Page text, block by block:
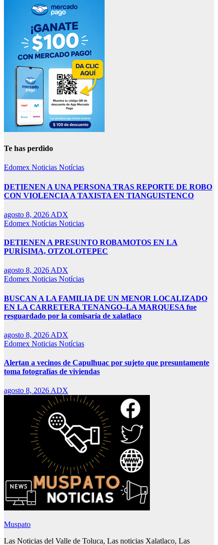
Te has perdido
Edomex Noticias Notícias
DETIENEN A UNA PERSONA TRAS REPORTE DE ROBO
CON VIOLENCIA A TAXISTA EN TIANGUISTENCO
agosto 8, 2026 ADX
Edomex Notícias Noticias
DETIENEN A PRESUNTO ROBAMOTOS EN LA
PURÍSIMA, OTZOLOTEPEC
agosto 8, 2026ADX
Edomex Noticias Notícias
BUSCAN A LA FAMILIA DE UN MENOR LOCALIZADO
EN LA CARRETERA TENANGO–LA MARQUESA fue
resguardado por la comisaría de xalatlaco
agosto 8, 2026 ADX
Edomex Noticias Notícias
Alertan a vecinos de Capulhuac por sujeto que presuntamente
toma fotografías de viviendas
agosto 8, 2026ADX
Muspato
Las Noticias del Valle de Toluca, Las noticias Xalatlaco, Las